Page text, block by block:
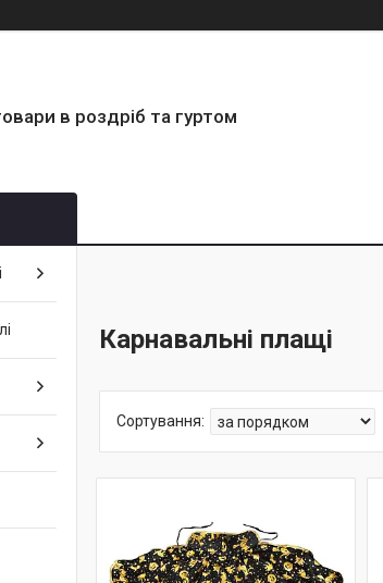
в роздріб та гуртом
Карнавальні плащі